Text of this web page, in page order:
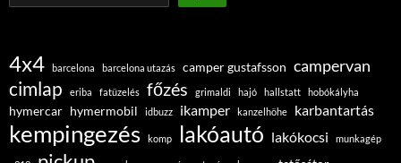
4x4 barcelona barcelona utazás camper gustafsson campervan
cimlap eriba fatüzelés főzés grimaldi hajó hallstatt hobókályha
hymercar hymermobil idbuzz ikamper kanzelhöhe karbantartás
kempingezés komp lakóautó lakókocsi munkagép